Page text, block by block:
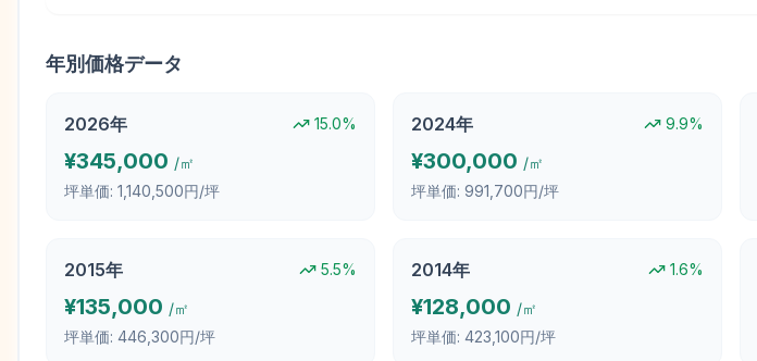
年別価格データ
2026年 15.0%
¥345,000 /㎡
坪単価: 1,140,500円/坪
2024年 9.9%
¥300,000 /㎡
坪単価: 991,700円/坪
2015年 5.5%
¥135,000 /㎡
坪単価: 446,300円/坪
2014年 1.6%
¥128,000 /㎡
坪単価: 423,100円/坪